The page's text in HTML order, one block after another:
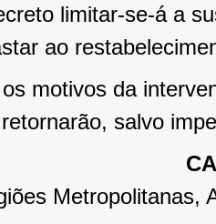
limitar-se-á a
ao
motivos da
salvo
Metropolitanas,